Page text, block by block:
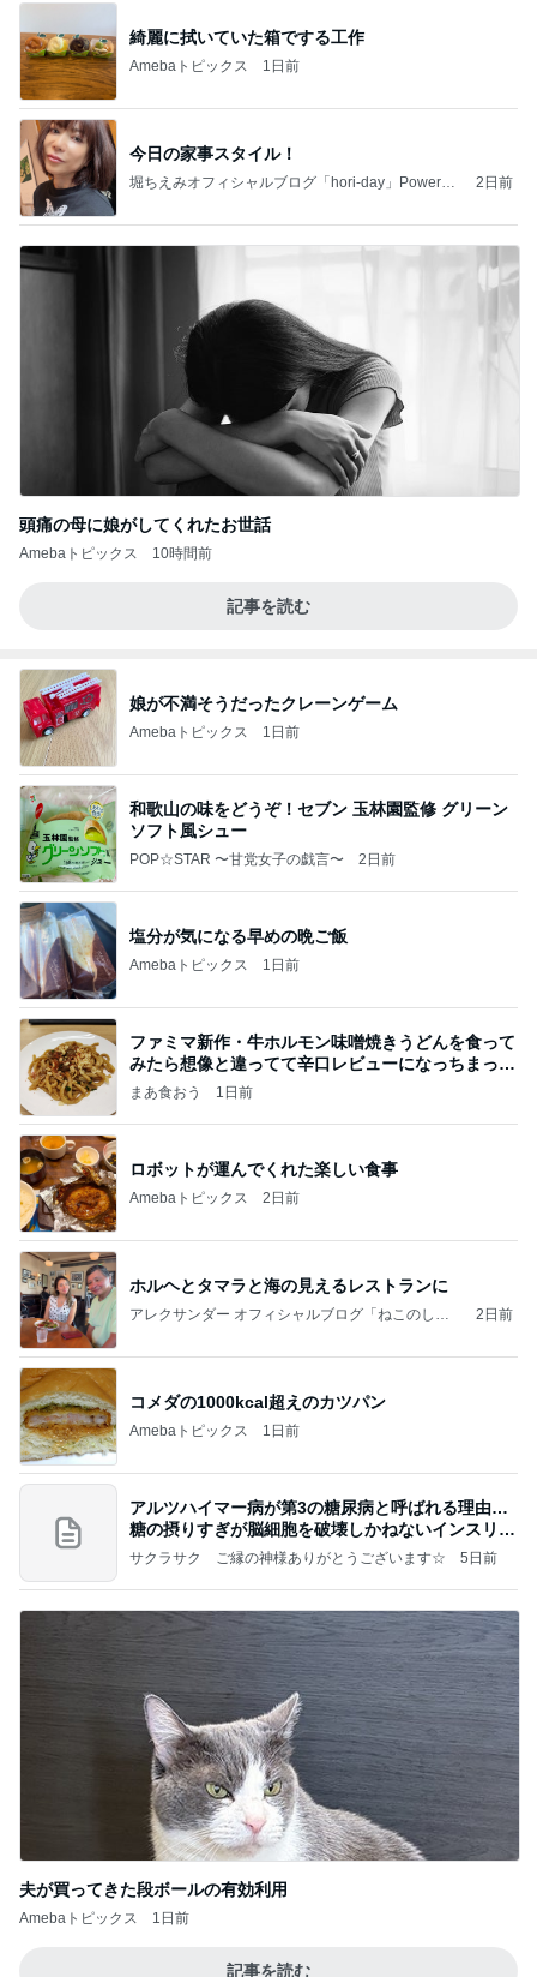
綺麗に拭いていた箱でする工作
Amebaトピックス 1日前
今日の家事スタイル！
堀ちえみオフィシャルブログ「hori-day」Powered
2日前
頭痛の母に娘がしてくれたお世話
Amebaトピックス 10時間前
記事を読む
娘が不満そうだったクレーンゲーム
Amebaトピックス 1日前
和歌山の味をどうぞ！セブン 玉林園監修 グリーン
ソフト風シュー
POP☆STAR 〜甘党女子の戯言〜 2日前
塩分が気になる早めの晩ご飯
Amebaトピックス 1日前
ファミマ新作・牛ホルモン味噌焼きうどんを食って
みたら想像と違ってて辛口レビューになっちまった
話
まあ食おう 1日前
ロボットが運んでくれた楽しい食事
Amebaトピックス 2日前
ホルヘとタマラと海の見えるレストランに
アレクサンダー オフィシャルブログ「ねこのしっ
2日前
コメダの1000kcal超えのカツパン
Amebaトピックス 1日前
アルツハイマー病が第3の糖尿病と呼ばれる理由…
糖の摂りすぎが脳細胞を破壊しかねないインスリン
の恐
サクラサク ご縁の神様ありがとうございます☆ 5日前
夫が買ってきた段ボールの有効利用
Amebaトピックス 1日前
記事を読む